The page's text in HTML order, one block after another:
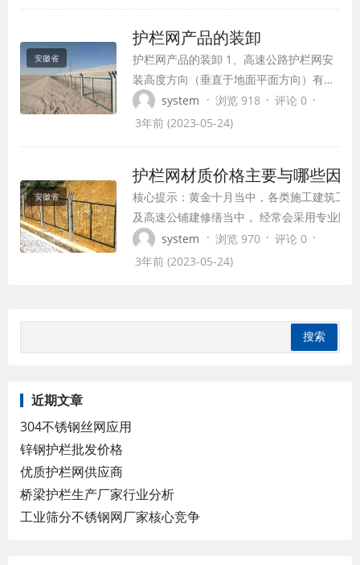
护栏网以及斜角条，并具有简洁斜角接
头。在完成工程中，所有角隅应准确、线
条分明、表面光洁...
安徽省
护栏网产品的装卸
护栏网产品的装卸 1、高速公路护栏网安
装高度方向（垂直于地面平面方向）有较
高的强度，侧向不合理受力会导致变形或
损坏。 2、建议采用尼龙吊装带起重装
形或损坏。 3、若用叉车装卸，应防止叉
齿严重撞击（冲击）护栏网外侧扁钢。
4、如果...
system · 浏览 918 · 评论 0 ·
3年前 (2023-05-24)
安徽省
护栏网材质价格主要与哪些因
核心提示：黄金十月当中，各类施工建筑工
及高速公铺建修缮当中， 经常会采用专业隔
公路护栏网，其中材质以及作用性能方面，
了更大方面的作用。关于常见公路 护栏网价
重点来为您作介绍。 品牌市场当中...
system · 浏览 970 · 评论 0 ·
3年前 (2023-05-24)
近期文章
304不锈钢丝网应用
锌钢护栏批发价格
优质护栏网供应商
桥梁护栏生产厂家行业分析
工业筛分不锈钢网厂家核心竞争